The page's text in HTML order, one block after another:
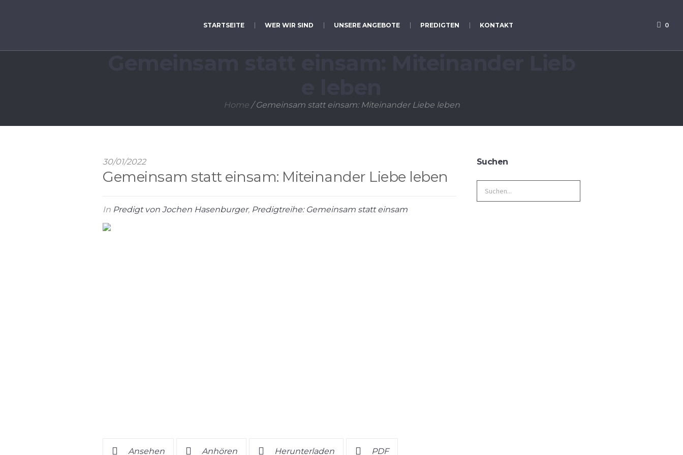
0
STARTSEITE WER WIR SIND UNSERE ANGEBOTE PREDIGTEN KONTAKT
Home /Gemeinsam statt einsam: Miteinander Liebe leben
30/01/2022
Gemeinsam statt einsam: Miteinander Liebe leben
In Predigt von Jochen Hasenburger, Predigtreihe: Gemeinsam statt einsam
Ansehen Anhören Herunterladen PDF
Suchen
Search
for: